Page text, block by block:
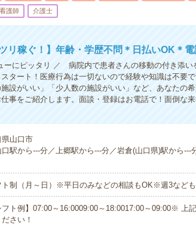
看護師 介護士
リ稼ぐ！】年齢・学歴不問＊日払いOK＊
ーにピッタリ ／ 病院内で患者さんの移動の付き添い
タート！医療行為は一切ないので経験や知識は不要
施設がいい」「少人数の施設がいい」など、あなたの
事をご紹介します。面談・登録はお電話で！面倒な
県山口市
口駅から---分／上郷駅から---分／岩倉(山口県)駅から---
ト制（月～日）※平日のみなどの相談もOK※週3など
フト例】07:00～16:0009:00～18:0017:00～09:00※ 上
さい！